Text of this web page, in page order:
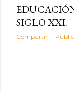
SIGLO XXI.
Compartir